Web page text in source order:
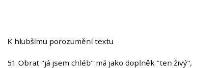
K hlubšímu porozumění textu
51 Obrat "já jsem chléb" má jako doplněk "ten živý",